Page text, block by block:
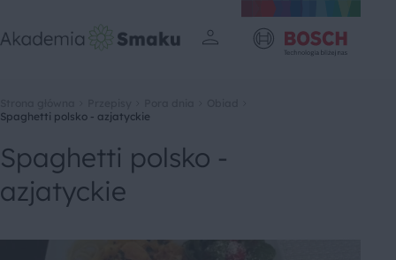
Spaghetti polsko - azjatyckie
Spaghetti polsko -
azjatyckie